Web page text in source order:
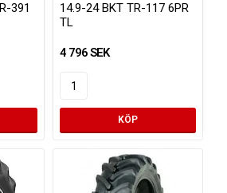
391
14.9-24 BKT TR-117 6PR
TL
4 796 SEK
KÖP